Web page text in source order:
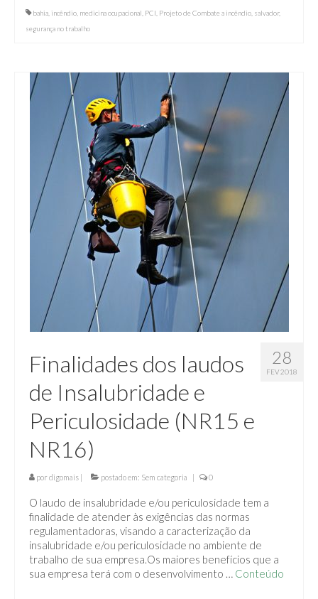
bahia incêndio medicina ocupacional PCI Projeto de Combate a incêndio salvador,
segurança no trabalho
28
FEV 2018
Finalidades dos laudos
de Insalubridade e
Periculosidade (NR15 e
NR16)
pordigomais | postado em: Sem categoria | 0
O laudo de insalubridade e/ou periculosidade tem a
finalidade de atender às exigências das normas
regulamentadoras, visando a caracterização da
insalubridade e/ou periculosidade no ambiente de
trabalho de sua empresa.Os maiores benefícios que a
sua empresa terá com o desenvolvimento … Conteúdo